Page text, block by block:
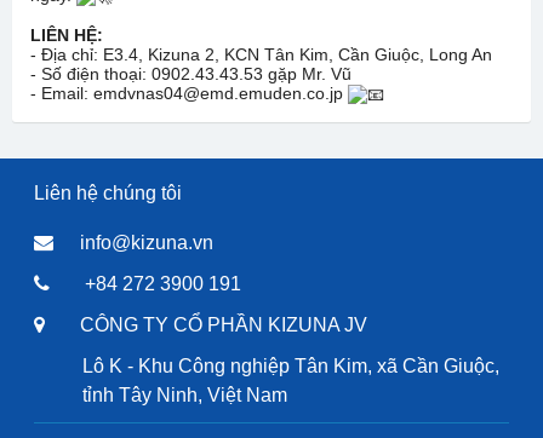
LIÊN HỆ:
- Địa chỉ: E3.4, Kizuna 2, KCN Tân Kim, Cần Giuộc, Long An
- Số điện thoại: 0902.43.43.53 gặp Mr. Vũ
- Email: emdvnas04@emd.emuden.co.jp
Liên hệ chúng tôi
info@kizuna.vn
+84 272 3900 191
CÔNG TY CỔ PHẦN KIZUNA JV
Lô K - Khu Công nghiệp Tân Kim, xã Cần Giuộc,
tỉnh Tây Ninh, Việt Nam